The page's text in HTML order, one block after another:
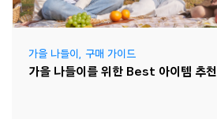
가을 나들이를 위한 Best 아이템 추천
가을 나들이 , 구매 가이드